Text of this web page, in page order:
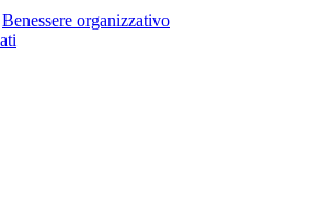
Benessere organizzativo